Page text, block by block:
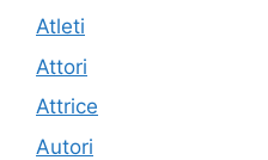
Atleti
Attori
Attrice
Autori